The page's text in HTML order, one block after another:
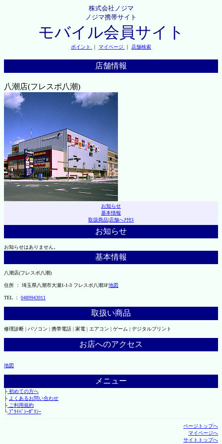
株式会社ノジマ
ノジマ携帯サイト
モバイル会員サイト
ポイント ｜ マイページ ｜ 店舗検索
店舗情報
八潮店(フレスポ八潮)
お知らせ
基本情報
取扱商品|店舗へｱｸｾｽ
お知らせ
お知らせはありません。
基本情報
八潮店(フレスポ八潮)
住所 ： 埼玉県八潮市大瀬1-1-3 フレスポ八潮3F地図
TEL ： 0489943911
取扱い商品
修理診断 | パソコン | 携帯電話 | 家電 | エアコン | ゲーム | デジタルプリント
お店へのアクセス
地図
メニュー
├初めての方へ
├ よくあるお問い合わせ
├ご利用規約
└ﾌﾟﾗｲﾊﾞｼｰﾎﾟﾘｼｰ
ページトップへ
マイページへ
サイトトップへ